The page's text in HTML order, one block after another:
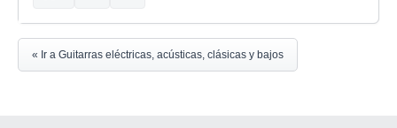
« Ir a Guitarras eléctricas, acústicas, clásicas y bajos